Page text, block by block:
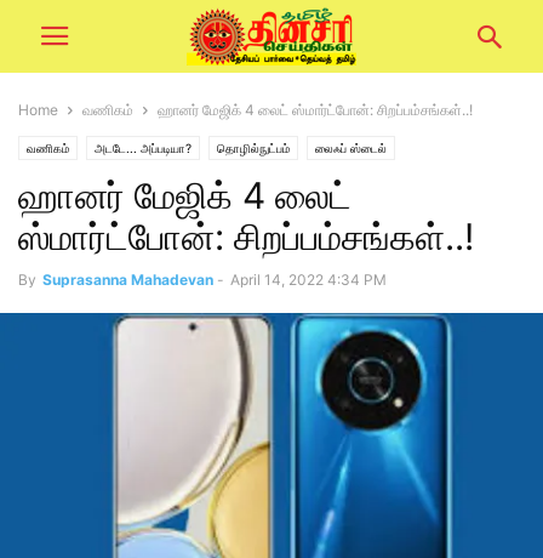
Home வணிகம் ஹானர் மேஜிக் 4 லைட் ஸ்மார்ட்போன்: சிறப்பம்சங்கள்..!
வணிகம் அடடே... அப்படியா? தொழில்நுட்பம் லைஃப் ஸ்டைல்
ஹானர் மேஜிக் 4 லைட்
ஸ்மார்ட்போன்: சிறப்பம்சங்கள்..!
By Suprasanna Mahadevan - April 14, 2022 4:34 PM